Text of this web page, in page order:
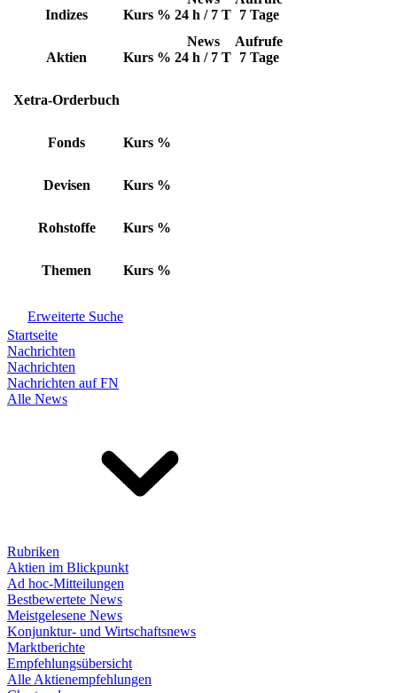
Indizes Kurs % 24 h / 7 T 7 Tage
Aktien Kurs %
News
24 h / 7 T
Aufrufe
7 Tage
Xetra-Orderbuch
Fonds Kurs %
Devisen Kurs %
Rohstoffe Kurs %
Themen Kurs %
Erweiterte Suche
Startseite
Nachrichten
Nachrichten
Nachrichten auf FN
Alle News
Rubriken
Aktien im Blickpunkt
Ad hoc-Mitteilungen
Bestbewertete News
Meistgelesene News
Konjunktur- und Wirtschaftsnews
Marktberichte
Empfehlungsübersicht
Alle Aktienempfehlungen